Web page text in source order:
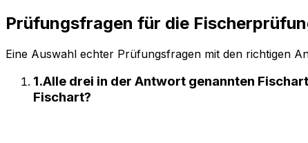
Prüfungsfragen für die
Eine Auswahl echter Prüfungsfragen mit den richtigen
1.Alle drei in der Antwort genannten
Fischart?